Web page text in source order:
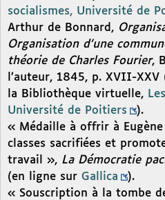
socialismes, Université de
Arthur de Bonnard,
Organisation d’une
théorie de Charles Fourier,
l’auteur, 1845, p. XVII-
la Bibliothèque virtuelle,
Université de Poitiers
).
« Médaille à offrir à Eugène
classes sacrifiées et
travail », La Démocratie
(en ligne sur Gallica
).
« Souscription à la tombe